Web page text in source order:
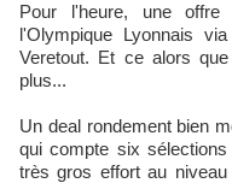
Pour l'heure, une
l'Olympique Lyonnais
Veretout. Et ce alors
plus...
Un deal rondement bien
qui compte six
très gros effort au